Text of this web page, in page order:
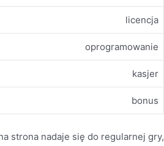
licencja
oprogramowanie
kasjer
bonus
strona nadaje się do regularnej gry,